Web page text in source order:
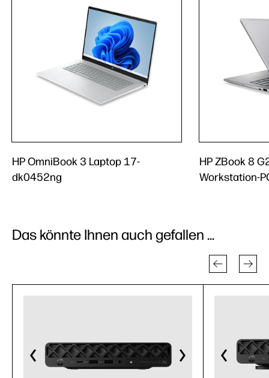
HP OmniBook 3 Laptop 17-
dk0452ng
HP ZBook 8
Workstation-
Das könnte Ihnen auch gefallen ...